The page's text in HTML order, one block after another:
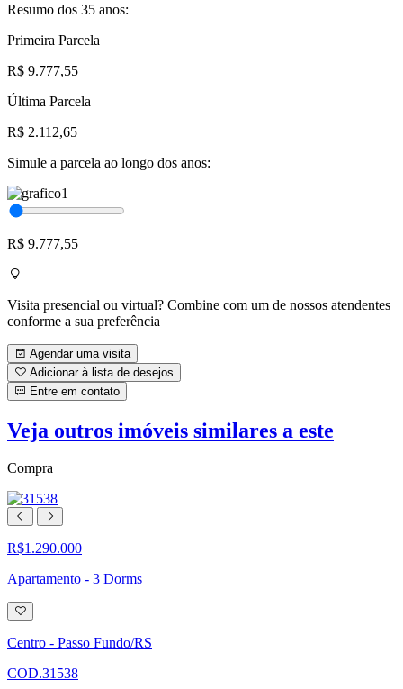
Resumo dos 35 anos:
Primeira Parcela
R$ 9.777,55
Última Parcela
R$ 2.112,65
Simule a parcela ao longo dos anos:
R$ 9.777,55
Visita presencial ou virtual? Combine com um de nossos atendentes
conforme a sua preferência
Agendar uma visita
Adicionar à lista de desejos
Entre em contato
Veja outros imóveis similares a este
Compra
R$1.290.000
Apartamento - 3 Dorms
Adicionar
à
lista
de
Centro - Passo Fundo/RS
COD.31538